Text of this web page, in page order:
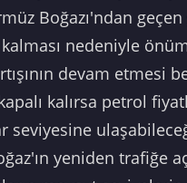
Boğazı'ndan
kalması nedeniyle
devam etmesi
kalırsa petrol
seviyesine
yeniden trafiğe